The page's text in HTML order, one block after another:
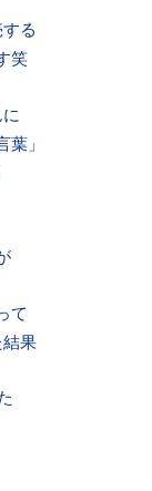
る
笑
葉」
て
果